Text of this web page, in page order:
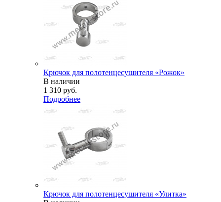
Крючок для полотенцесушителя «Рожок»
В наличии
1 310 руб.
Подробнее
Крючок для полотенцесушителя «Улитка»